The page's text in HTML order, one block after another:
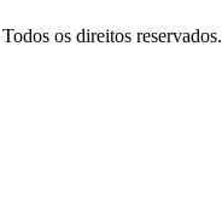
os direitos reservados.